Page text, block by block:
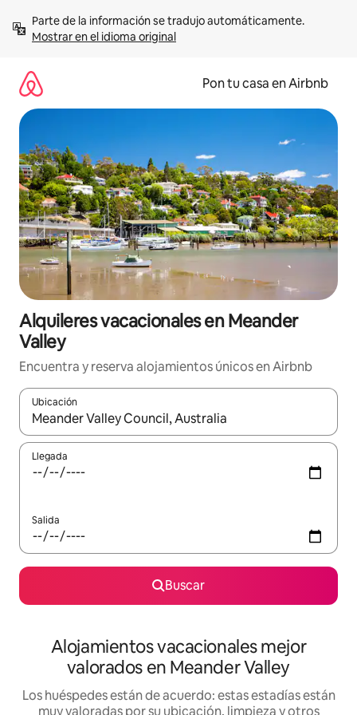
contenidoMostrar en el idioma original
Pon tu casa en Airbnb
Alquileres vacacionales en Meander
Valley
Encuentra y reserva alojamientos únicos en Airbnb
Ubicación
Cuando los resultados estén disponibles, navega con las
Llegada
Salida
Buscar
Alojamientos vacacionales mejor
valorados en Meander Valley
Los huéspedes están de acuerdo: estas estadías están
muy valoradas por su ubicación, limpieza y otros